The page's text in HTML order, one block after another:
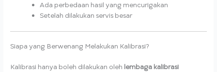
Ada perbedaan hasil yang mencurigakan
Setelah dilakukan servis besar
Siapa yang Berwenang Melakukan Kalibrasi?
Kalibrasi hanya boleh dilakukan oleh lembaga kalibrasi